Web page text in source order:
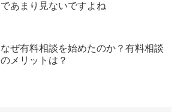
であまり見ないですよね
なぜ有料相談を始めたのか？有料相談
のメリットは？